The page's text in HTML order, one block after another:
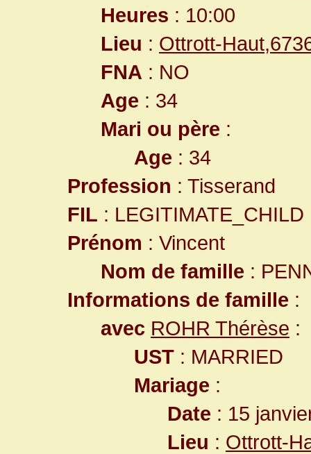
Heures : 10:00
Lieu : Ottrott-
FNA : NO
Age : 34
Mari ou père :
Age : 34
Profession : Tisserand
FIL : LEGITIMATE_CHILD
Prénom : Vincent
Nom de famille :
Informations de famille :
avec ROHR Thérèse :
UST : MARRIED
Mariage :
Date : 15
Lieu : Ottrott-